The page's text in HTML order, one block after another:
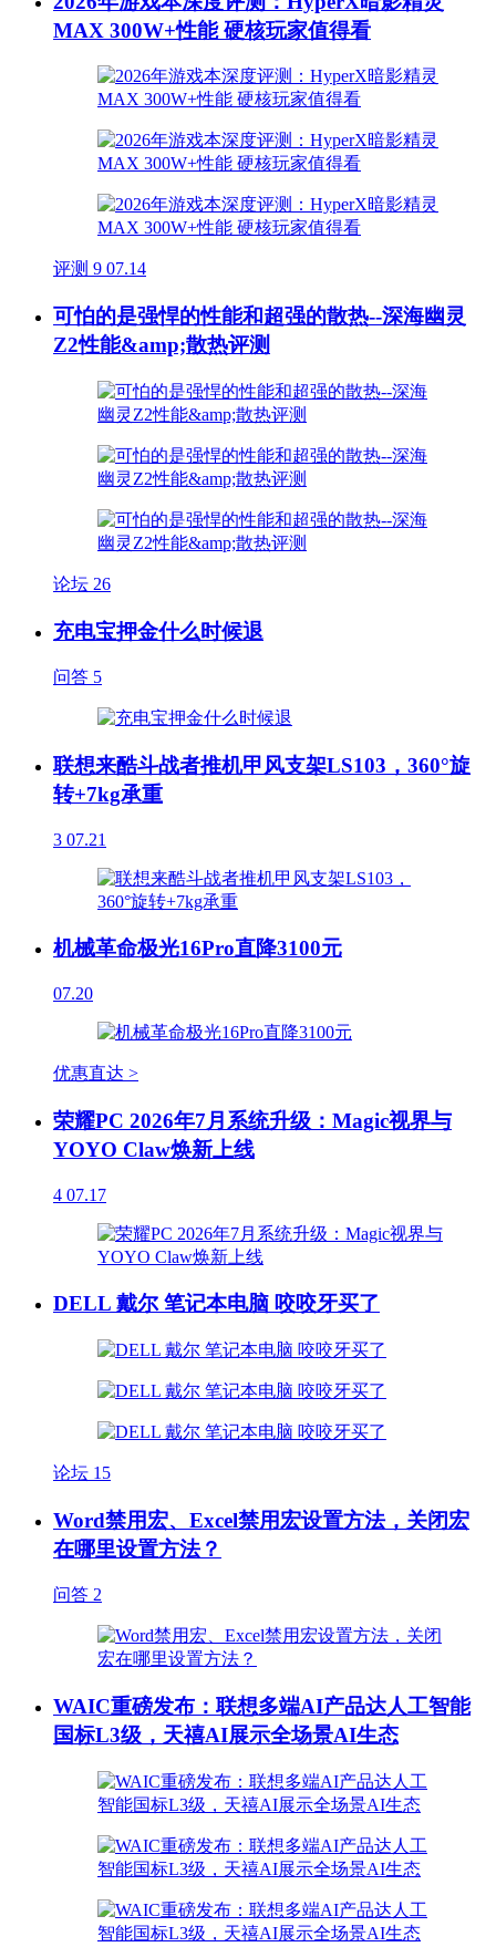
MAX 300W+性能 硬核玩家值得看
评测 9 07.14
可怕的是强悍的性能和超强的散热--深海幽灵
Z2性能&amp;散热评测
论坛 26
充电宝押金什么时候退
问答 5
联想来酷斗战者推机甲风支架LS103，360°旋
转+7kg承重
3 07.21
机械革命极光16Pro直降3100元
07.20
优惠直达 >
荣耀PC 2026年7月系统升级：Magic视界与
YOYO Claw焕新上线
4 07.17
DELL 戴尔 笔记本电脑 咬咬牙买了
论坛 15
Word禁用宏、Excel禁用宏设置方法，关闭宏
在哪里设置方法？
问答 2
WAIC重磅发布：联想多端AI产品达人工智能
国标L3级，天禧AI展示全场景AI生态